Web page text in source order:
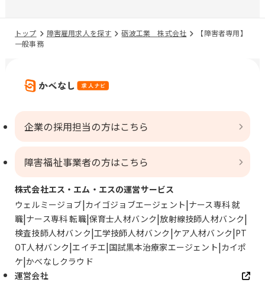
トップ 障害雇用求人を探す 砺波工業 株式会社
【障害者専用】
一般事務
企業の採用担当の方はこちら
障害福祉事業者の方はこちら
株式会社エス・エム・エスの運営サービス
ウェルミージョブ カイゴジョブエージェント ナース専科 就
職 ナース専科 転職 保育士人材バンク 放射線技師人材バンク
検査技師人材バンク 工学技師人材バンク ケア人材バンク PT
OT人材バンク エイチエ 国試黒本治療家エージェント カイポ
ケ かべなしクラウド
運営会社